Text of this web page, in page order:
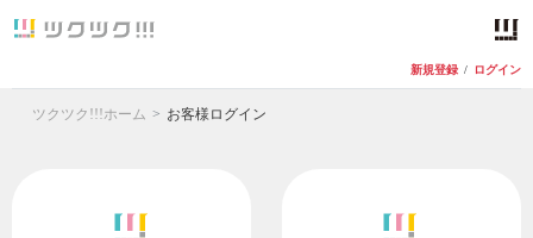
新規登録 / ログイン
ツクツク!!!ホーム お客様ログイン